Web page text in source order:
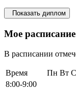
Показать диплом
Мое расписание
В расписании
Время Пн Вт
8:00-9:00